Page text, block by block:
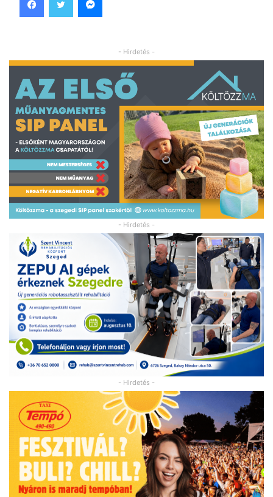
- Hirdetés -
- Hirdetés -
- Hirdetés -